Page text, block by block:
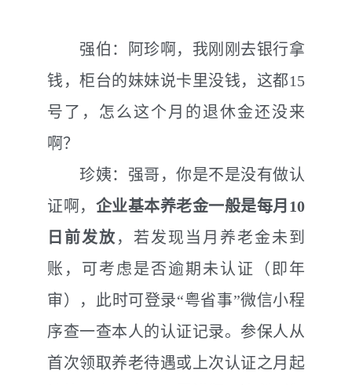
强伯：阿珍啊，我刚刚去银行拿
钱，柜台的妹妹说卡里没钱，这都15
号了，怎么这个月的退休金还没来
啊？
珍姨：强哥，你是不是没有做认
证啊， 企业基本养老金一般是每月 10
日前发放 ，若发现当月养老金未到
账，可考虑是否逾期未认证（即年
审），此时可登录“粤省事”微信小程
序查一查本人的认证记录。参保人从
首次领取养老待遇或上次认证之月起